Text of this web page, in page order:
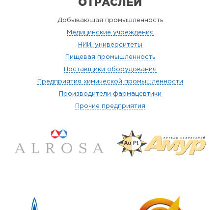
Добывающая промышленность
Медицинские учреждения
НИИ, университеты
Пищевая промышленность
Поставщики оборудования
Предприятия химической промышленности
Производители фармацевтики
Прочие предприятия